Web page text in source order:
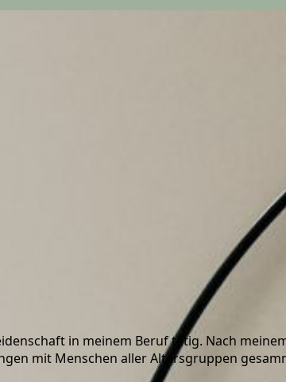
in meinem Beruf tätig. Nach
mit Menschen aller Altersgruppen